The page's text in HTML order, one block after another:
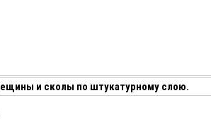
и сколы по штукатурному слою.